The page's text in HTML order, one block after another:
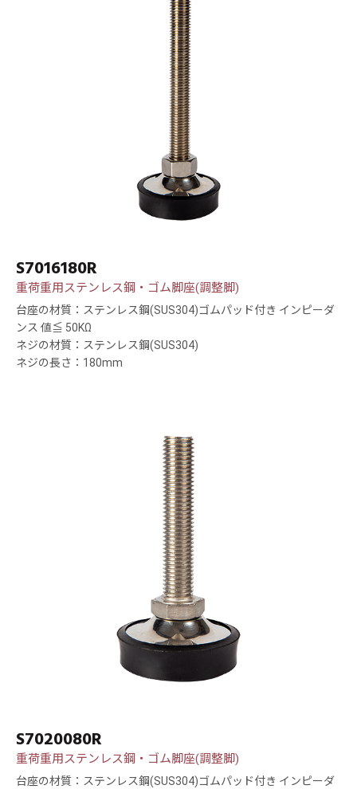
S7016180R
重荷重用ステンレス鋼・ゴム脚座(調整脚)
台座の材質：ステンレス鋼(SUS304)ゴムパッド付き インピーダ
ンス 値≦ 50KΩ
ネジの材質：ステンレス鋼(SUS304)
ネジの長さ：180mm
S7020080R
重荷重用ステンレス鋼・ゴム脚座(調整脚)
台座の材質：ステンレス鋼(SUS304)ゴムパッド付き インピーダ